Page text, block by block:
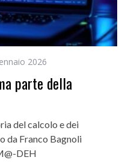
2026
parte della
del calcolo e dei
da Franco Bagnoli
DEH